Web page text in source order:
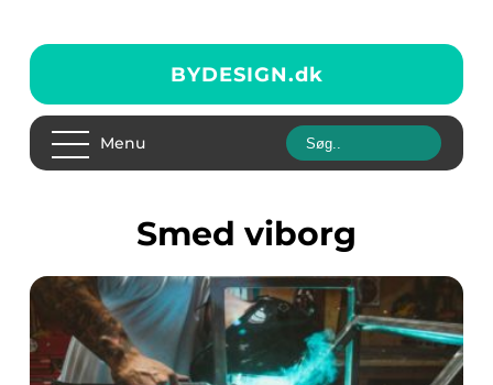
BYDESIGN.dk
Menu
smed viborg